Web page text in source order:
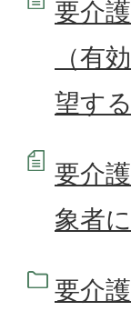
要介
（有
望す
要介
象者
要介